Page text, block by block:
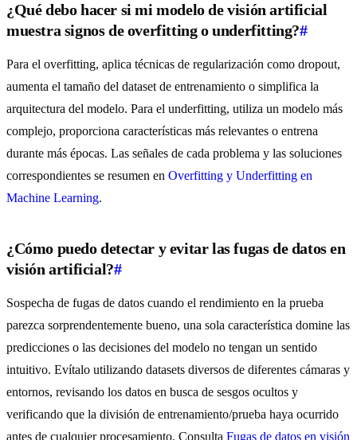
¿Qué debo hacer si mi modelo de visión artificial
muestra signos de overfitting o underfitting?#
Para el overfitting, aplica técnicas de regularización como dropout,
aumenta el tamaño del dataset de entrenamiento o simplifica la
arquitectura del modelo. Para el underfitting, utiliza un modelo más
complejo, proporciona características más relevantes o entrena
durante más épocas. Las señales de cada problema y las soluciones
correspondientes se resumen en Overfitting y Underfitting en
Machine Learning.
¿Cómo puedo detectar y evitar las fugas de datos en
visión artificial?#
Sospecha de fugas de datos cuando el rendimiento en la prueba
parezca sorprendentemente bueno, una sola característica domine las
predicciones o las decisiones del modelo no tengan un sentido
intuitivo. Evítalo utilizando datasets diversos de diferentes cámaras y
entornos, revisando los datos en busca de sesgos ocultos y
verificando que la división de entrenamiento/prueba haya ocurrido
antes de cualquier procesamiento. Consulta Fugas de datos en visión